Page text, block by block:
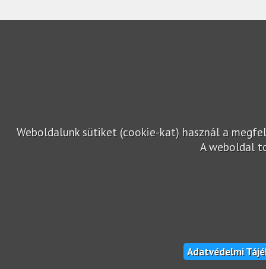
Weboldalunk sütiket (cookie-kat) használ a
A weboldal
Adatvédelmi